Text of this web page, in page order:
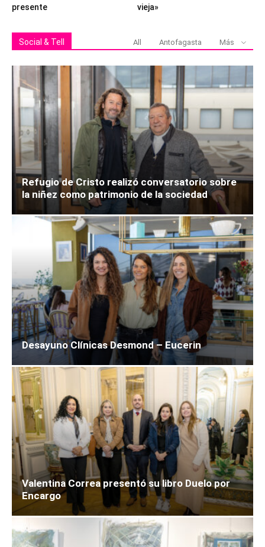
presente
vieja»
Social & Tell All Antofagasta Más
Refugio de Cristo realizó conversatorio sobre
la niñez como patrimonio de la sociedad
Desayuno Clínicas Desmond – Eucerin
Valentina Correa presentó su libro Duelo por
Encargo